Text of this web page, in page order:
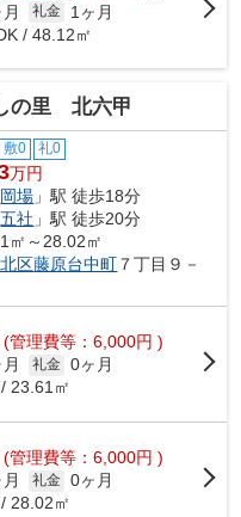
礼金
1ヶ月
/ 48.12㎡
の里 北六甲
敷0 礼0
万円
岡場 」駅 徒歩18分
五社 」駅 徒歩20分
㎡～28.02㎡
区藤原台中町 ７丁目９－
(管理費等：6,000円 )
礼金 0ヶ月
23.61㎡
(管理費等：6,000円 )
礼金 0ヶ月
28.02㎡